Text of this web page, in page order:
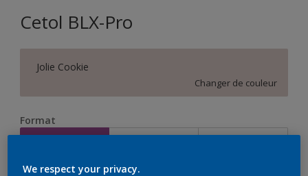
Cetol BLX-Pro
Jolie Cookie
Changer de couleur
Format
We respect your privacy.